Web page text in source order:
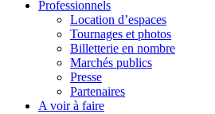
Professionnels
Location d’espaces
Tournages et photos
Billetterie en nombre
Marchés publics
Presse
Partenaires
A voir à faire